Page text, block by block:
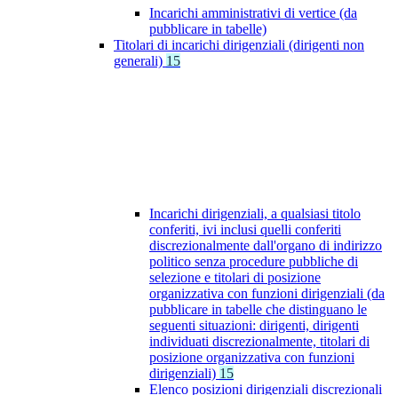
Incarichi amministrativi di vertice (da
pubblicare in tabelle)
Titolari di incarichi dirigenziali (dirigenti non
generali) 15
Incarichi dirigenziali, a qualsiasi titolo
conferiti, ivi inclusi quelli conferiti
discrezionalmente dall'organo di indirizzo
politico senza procedure pubbliche di
selezione e titolari di posizione
organizzativa con funzioni dirigenziali (da
pubblicare in tabelle che distinguano le
seguenti situazioni: dirigenti, dirigenti
individuati discrezionalmente, titolari di
posizione organizzativa con funzioni
dirigenziali) 15
Elenco posizioni dirigenziali discrezionali